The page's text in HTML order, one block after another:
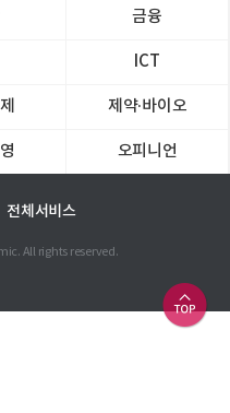
금융
ICT
제약∙바이오
오피니언
전체서비스
All rights reserved.